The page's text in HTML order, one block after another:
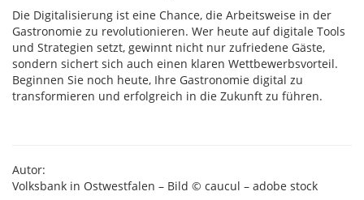
Die Digitalisierung ist eine Chance, die Arbeitsweise in der
Gastronomie zu revolutionieren. Wer heute auf digitale Tools
und Strategien setzt, gewinnt nicht nur zufriedene Gäste,
sondern sichert sich auch einen klaren Wettbewerbsvorteil.
Beginnen Sie noch heute, Ihre Gastronomie digital zu
transformieren und erfolgreich in die Zukunft zu führen.
Autor:
Volksbank in Ostwestfalen – Bild © caucul – adobe stock